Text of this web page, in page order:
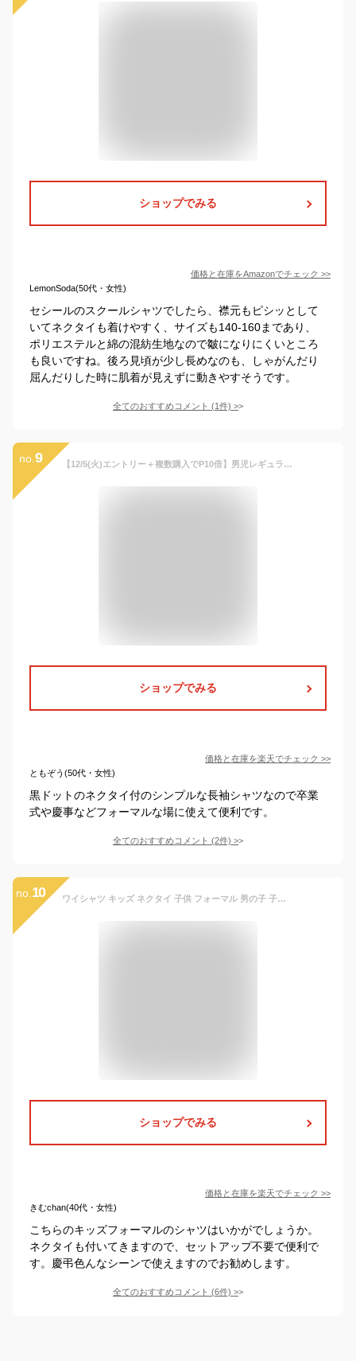
ショップでみる
価格と在庫をAmazonでチェック >>
LemonSoda(50代・女性)
セシールのスクールシャツでしたら、襟元もピシッとして
いてネクタイも着けやすく、サイズも140-160まであり、
ポリエステルと綿の混紡生地なので皺になりにくいところ
も良いですね。後ろ見頃が少し長めなのも、しゃがんだり
屈んだりした時に肌着が見えずに動きやすそうです。
全てのおすすめコメント (1件) >
no. 9 【12/5(火)エントリー＋複数購入でP10倍】男児レギュラーカラー長袖シャツ 140cm～170cm (卒業式 入学 制服 慶事 フォーマル 発表会)
ショップでみる
価格と在庫を楽天でチェック >>
ともぞう(50代・女性)
黒ドットのネクタイ付のシンプルな長袖シャツなので卒業
式や慶事などフォーマルな場に使えて便利です。
全てのおすすめコメント (2件) >
no. 10 ワイシャツ キッズ ネクタイ 子供 フォーマル 男の子 子供服 Yシャツ チーフ 卒業式 中学生 小学校 入学準備 セット 入園式 卒園式 結婚式 発表会 白 水色 七五三 入学式 冠婚葬祭 110cm 120cm 130cm 140cm 150cm 160cm 165cm 入学祝い【RCP】●
ショップでみる
価格と在庫を楽天でチェック >>
きむchan(40代・女性)
こちらのキッズフォーマルのシャツはいかがでしょうか。
ネクタイも付いてきますので、セットアップ不要で便利で
す。慶弔色んなシーンで使えますのでお勧めします。
全てのおすすめコメント (6件) >